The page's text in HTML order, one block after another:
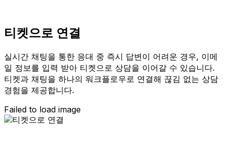
티켓으로 연결
실시간 채팅을 통한 응대 중 즉시 답변이 어려운 경우, 이메
일 정보를 입력 받아 티켓으로 상담을 이어갈 수 있습니다.
티켓과 채팅을 하나의 워크플로우로 연결해 끊김 없는 상담
경험을 제공합니다.
Failed to load image